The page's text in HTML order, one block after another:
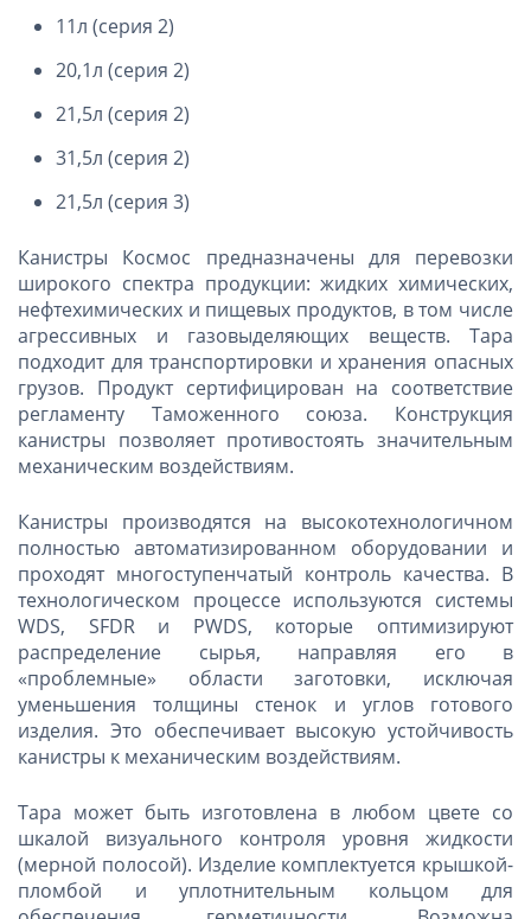
11л (серия 2)
20,1л (серия 2)
21,5л (серия 2)
31,5л (серия 2)
21,5л (серия 3)
Канистры Космос предназначены для перевозки
широкого спектра продукции: жидких химических,
нефтехимических и пищевых продуктов, в том числе
агрессивных и газовыделяющих веществ. Тара
подходит для транспортировки и хранения опасных
грузов. Продукт сертифицирован на соответствие
регламенту Таможенного союза. Конструкция
канистры позволяет противостоять значительным
механическим воздействиям.
Канистры производятся на высокотехнологичном
полностью автоматизированном оборудовании и
проходят многоступенчатый контроль качества. В
технологическом процессе используются системы
WDS, SFDR и PWDS, которые оптимизируют
распределение сырья, направляя его в
«проблемные» области заготовки, исключая
уменьшения толщины стенок и углов готового
изделия. Это обеспечивает высокую устойчивость
канистры к механическим воздействиям.
Тара может быть изготовлена в любом цвете со
шкалой визуального контроля уровня жидкости
(мерной полосой). Изделие комплектуется крышкой-
пломбой и уплотнительным кольцом для